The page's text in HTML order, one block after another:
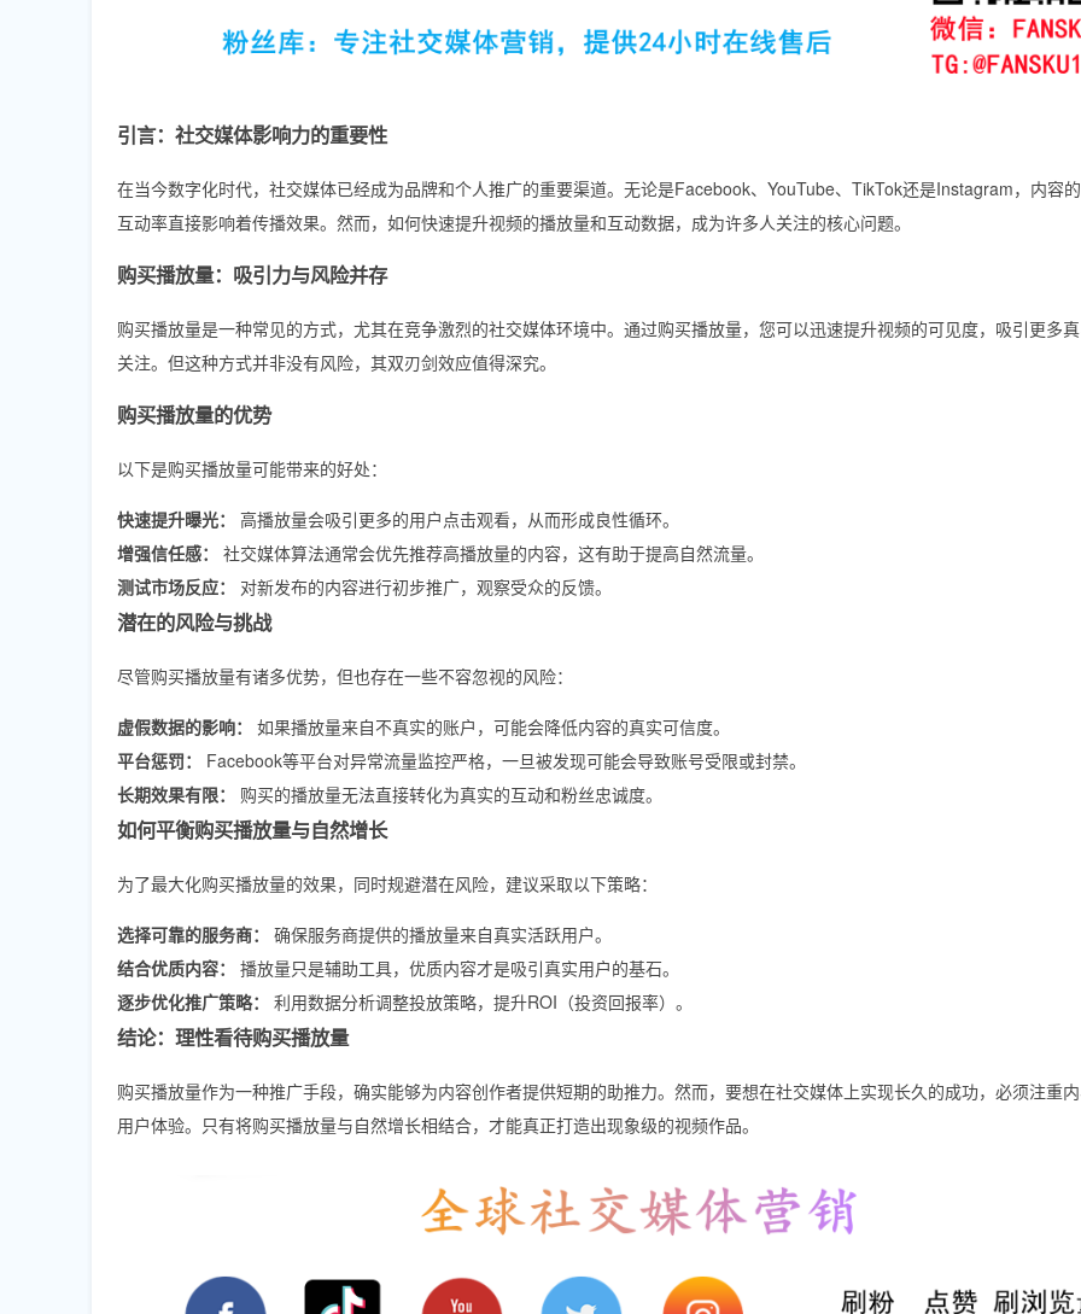
引言：社交媒体影响力的重要性
在当今数字化时代，社交媒体已经成为品牌和个人推广的重要渠道。无论是Facebook、YouTube、TikTok还是Instagram，内容
互动率直接影响着传播效果。然而，如何快速提升视频的播放量和互动数据，成为许多人关注的核心问题。
购买播放量：吸引力与风险并存
购买播放量是一种常见的方式，尤其在竞争激烈的社交媒体环境中。通过购买播放量，您可以迅速提升视频的可见度，吸引更多
关注。但这种方式并非没有风险，其双刃剑效应值得深究。
购买播放量的优势
以下是购买播放量可能带来的好处：
快速提升曝光：
高播放量会吸引更多的用户点击观看，从而形成良性循环。
增强信任感：
社交媒体算法通常会优先推荐高播放量的内容，这有助于提高自然流量。
测试市场反应：
对新发布的内容进行初步推广，观察受众的反馈。
潜在的风险与挑战
尽管购买播放量有诸多优势，但也存在一些不容忽视的风险：
虚假数据的影响：
如果播放量来自不真实的账户，可能会降低内容的真实可信度。
平台惩罚：
Facebook等平台对异常流量监控严格，一旦被发现可能会导致账号受限或封禁。
长期效果有限：
购买的播放量无法直接转化为真实的互动和粉丝忠诚度。
如何平衡购买播放量与自然增长
为了最大化购买播放量的效果，同时规避潜在风险，建议采取以下策略：
选择可靠的服务商：
确保服务商提供的播放量来自真实活跃用户。
结合优质内容：
播放量只是辅助工具，优质内容才是吸引真实用户的基石。
逐步优化推广策略：
利用数据分析调整投放策略，提升ROI（投资回报率）。
结论：理性看待购买播放量
购买播放量作为一种推广手段，确实能够为内容创作者提供短期的助推力。然而，要想在社交媒体上实现长久的成功，必须注重
用户体验。只有将购买播放量与自然增长相结合，才能真正打造出现象级的视频作品。